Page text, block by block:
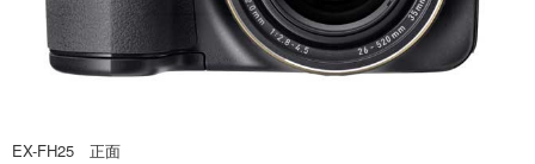
EX-FH25 正面